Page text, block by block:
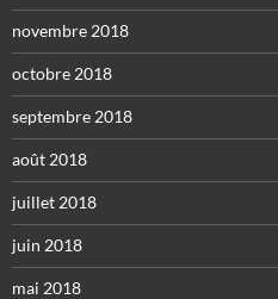
novembre 2018
octobre 2018
septembre 2018
août 2018
juillet 2018
juin 2018
mai 2018